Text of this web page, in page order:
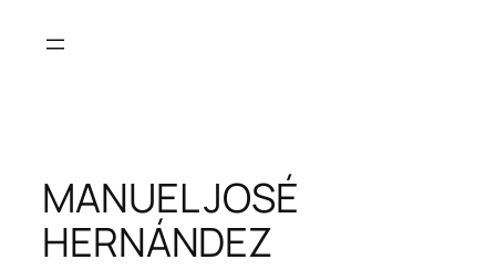
MANUEL JOSÉ
HERNÁNDEZ